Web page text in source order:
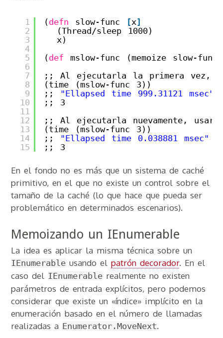
1
2
3
4
5
6
7
8
9
10
11
12
13
14
15
(defn slow-func [x]
(Thread/sleep 1000)
x)
(def
mslow-func (memoize slow-
;; Al ejecutarla la primera vez,
(time (mslow-func 3))
;; "Ellapsed time 999.31121 msec"
;; 3
;; Al ejecutarla nuevamente,
(time (mslow-func 3))
;; "Ellapsed time 0.038881 msec"
;; 3
En el fondo no es más que un sistema de caché
primitivo, en el que no existe un control sobre el
tamaño de la caché (lo que hace que pueda ser
problemático en determinados escenarios).
Memoizando un IEnumerable
La idea es aplicar la misma técnica sobre un
IEnumerable usando elpatrón decorador. En el
caso del IEnumerable realmente no existen
parámetros de entrada explícitos, pero podemos
considerar que existe un «índice» implícito en la
enumeración basado en el número de llamadas
realizadas a Enumerator.MoveNext.